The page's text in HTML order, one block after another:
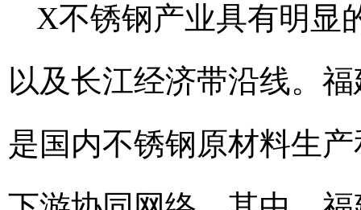
X不锈钢产业具有明显
以及长江经济带沿线。
是国内不锈钢原材料生